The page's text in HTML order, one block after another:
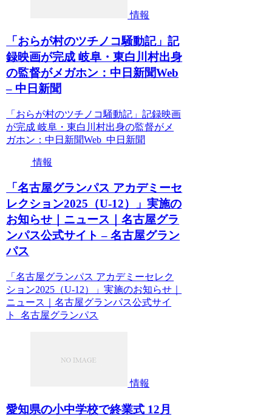
情報
「おらが村のツチノコ騒動記」記
録映画が完成 岐阜・東白川村出身
の監督がメガホン：中日新聞Web
– 中日新聞
「おらが村のツチノコ騒動記」記録映画
が完成 岐阜・東白川村出身の監督がメ
ガホン：中日新聞Web 中日新聞
情報
「名古屋グランパス アカデミーセ
レクション2025（U-12）」実施の
お知らせ｜ニュース｜名古屋グラ
ンパス公式サイト – 名古屋グラン
パス
「名古屋グランパス アカデミーセレク
ション2025（U-12）」実施のお知らせ｜
ニュース｜名古屋グランパス公式サイ
ト 名古屋グランパス
情報
愛知県の小中学校で終業式 12月